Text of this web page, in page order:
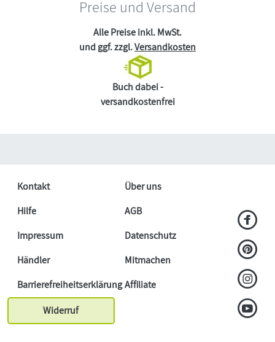
Preise und Versand
Alle Preise inkl. MwSt.
und ggf. zzgl.Versandkosten
Buch dabei -
versandkostenfrei
Kontakt
Über uns
Hilfe
AGB
Impressum
Datenschutz
Händler
Mitmachen
BarrierefreiheitserklärungAffiliate
Widerruf